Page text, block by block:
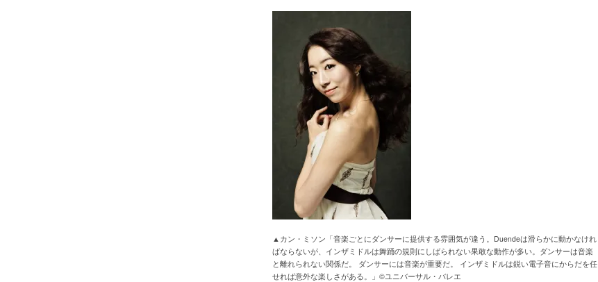
▲カン・ミソン「音楽ごとにダンサーに提供する雰囲気が違う。Duendeは滑らかに動かなけれ
ばならないが、インザミドルは舞踊の規則にしばられない果敢な動作が多い。ダンサーは音楽
と離れられない関係だ。 ダンサーには音楽が重要だ。 インザミドルは鋭い電子音にからだを任
せれば意外な楽しさがある。」©ユニバーサル・バレエ